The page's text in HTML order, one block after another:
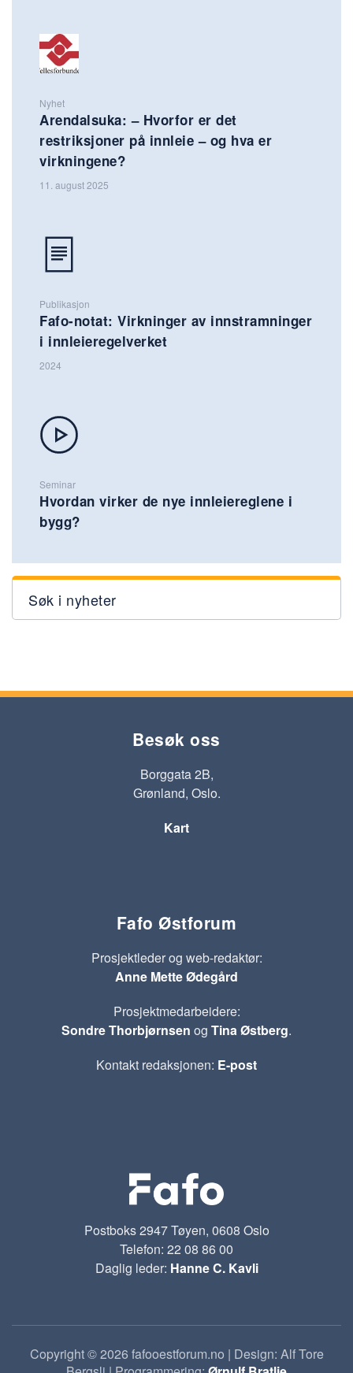
Nyhet
Arendalsuka: – Hvorfor er det
restriksjoner på innleie – og hva er
virkningene?
11. august 2025
Publikasjon
Fafo-notat: Virkninger av innstramninger
i innleieregelverket
2024
Seminar
Hvordan virker de nye innleiereglene i
bygg?
Søk i nyheter
Besøk oss
Borggata 2B,
Grønland, Oslo.
Kart
Fafo Østforum
Prosjektleder og web-redaktør:
Anne Mette Ødegård
Prosjektmedarbeidere:
Sondre Thorbjørnsen og Tina Østberg.
Kontakt redaksjonen: E-post
Postboks 2947 Tøyen, 0608 Oslo
Telefon: 22 08 86 00
Daglig leder: Hanne C. Kavli
Copyright © 2026 fafooestforum.no | Design: Alf Tore